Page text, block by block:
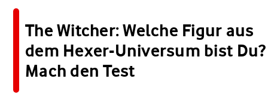
The Witcher: Welche Figur aus
dem Hexer-Universum bist Du?
Mach den Test